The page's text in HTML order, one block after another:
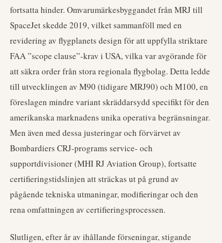
fortsatta hinder. Omvarumärkesbyggandet från MRJ till
SpaceJet skedde 2019, vilket sammanföll med en
revidering av flygplanets design för att uppfylla striktare
FAA ”scope clause”-krav i USA, vilka var avgörande för
att säkra order från stora regionala flygbolag. Detta ledde
till utvecklingen av M90 (tidigare MRJ90) och M100, en
föreslagen mindre variant skräddarsydd specifikt för den
amerikanska marknadens unika operativa begränsningar.
Men även med dessa justeringar och förvärvet av
Bombardiers CRJ-programs service- och
supportdivisioner (MHI RJ Aviation Group), fortsatte
certifieringstidslinjen att sträckas ut på grund av
pågående tekniska utmaningar, modifieringar och den
rena omfattningen av certifieringsprocessen.
Slutligen, efter år av ihållande förseningar, stigande